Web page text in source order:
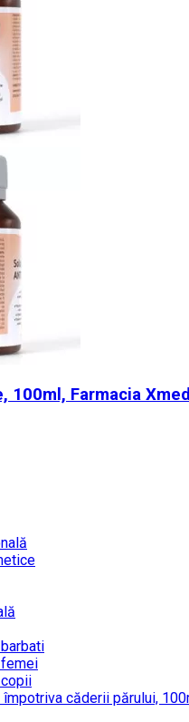
100ml, Farmacia
femei